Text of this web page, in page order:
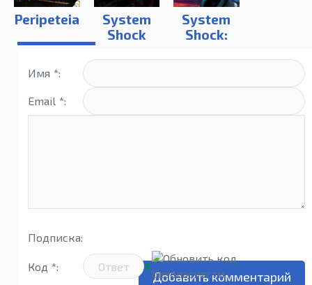
Peripeteia
System
Shock
System
Shock:
Edition
Имя *:
Email *:
Подписка:
Код *: